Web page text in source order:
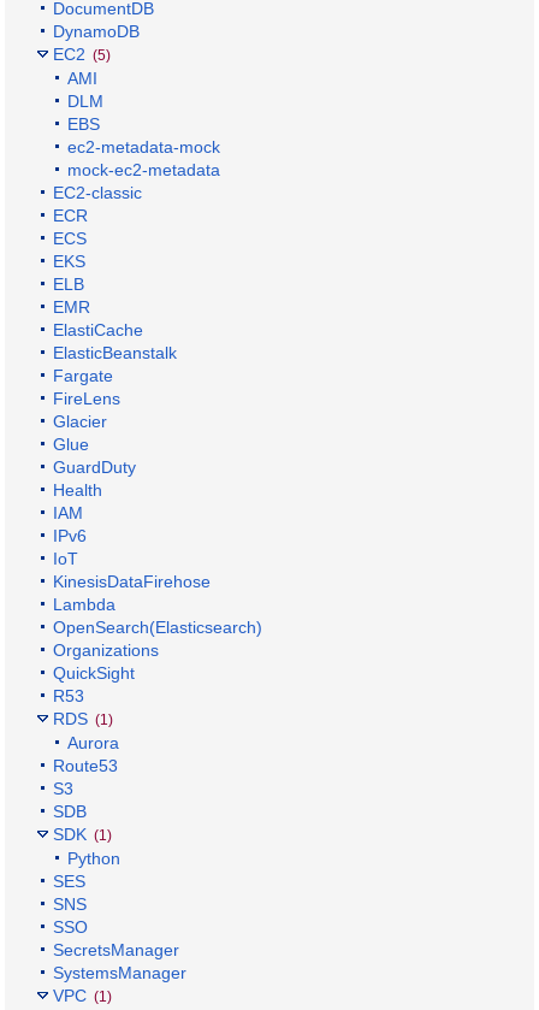
DocumentDB
DynamoDB
EC2 (5)
AMI
DLM
EBS
ec2-metadata-mock
mock-ec2-metadata
EC2-classic
ECR
ECS
EKS
ELB
EMR
ElastiCache
ElasticBeanstalk
Fargate
FireLens
Glacier
Glue
GuardDuty
Health
IAM
IPv6
IoT
KinesisDataFirehose
Lambda
OpenSearch(Elasticsearch)
Organizations
QuickSight
R53
RDS (1)
Aurora
Route53
S3
SDB
SDK (1)
Python
SES
SNS
SSO
SecretsManager
SystemsManager
VPC (1)